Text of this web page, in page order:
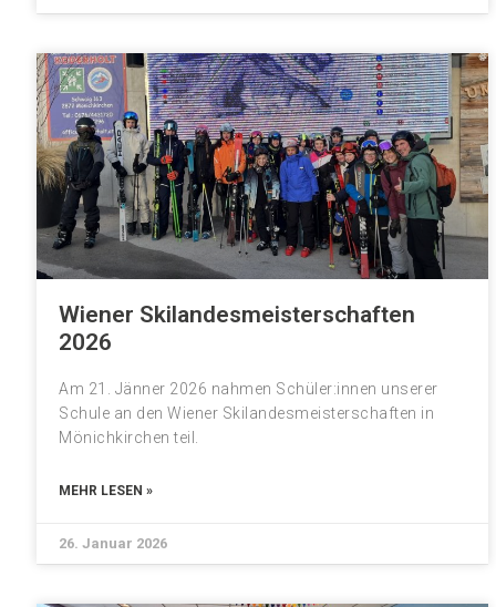
Wiener Skilandesmeisterschaften
2026
Am 21. Jänner 2026 nahmen Schüler:innen unserer
Schule an den Wiener Skilandesmeisterschaften in
Mönichkirchen teil.
MEHR LESEN »
26. Januar 2026